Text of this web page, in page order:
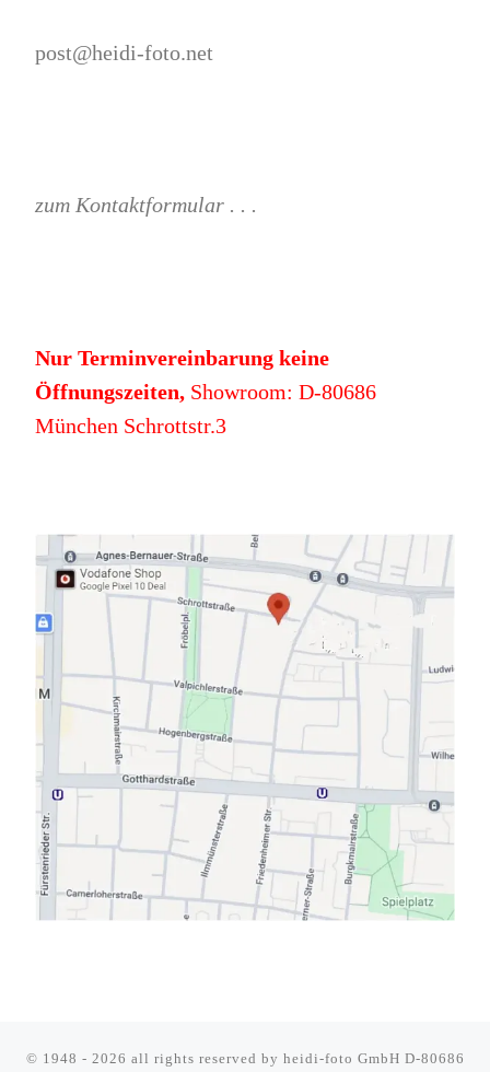
post@heidi-foto.net
zum Kontaktformular . . .
Nur Terminvereinbarung keine
Öffnungszeiten,Showroom: D-80686
München Schrottstr.3
© 1948 - 2026 all rights reserved by heidi-foto GmbH D-80686